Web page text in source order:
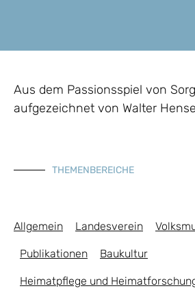
Aus dem Passionsspiel von
aufgezeichnet von Walter
THEMENBEREICHE
Allgemein Landesverein
Publikationen Baukultur
Heimatpflege und